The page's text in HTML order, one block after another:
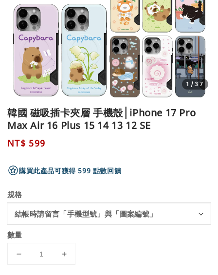
1 /37
韓國 磁吸插卡夾層 手機殼│iPhone 17 Pro
Max Air 16 Plus 15 14 13 12 SE
Regular
NT$ 599
購買此產品可獲得 599 點數回饋
規格
數量